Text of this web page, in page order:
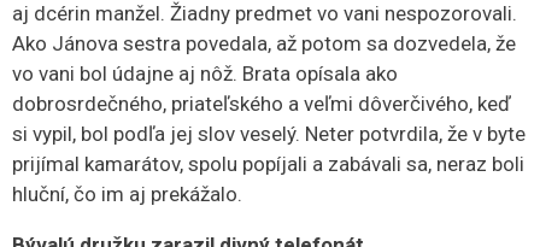
aj dcérin manžel. Žiadny predmet vo vani nespozorovali.
Ako Jánova sestra povedala, až potom sa dozvedela, že
vo vani bol údajne aj nôž. Brata opísala ako
dobrosrdečného, priateľského a veľmi dôverčivého, keď
si vypil, bol podľa jej slov veselý. Neter potvrdila, že v byte
prijímal kamarátov, spolu popíjali a zabávali sa, neraz boli
hluční, čo im aj prekážalo.